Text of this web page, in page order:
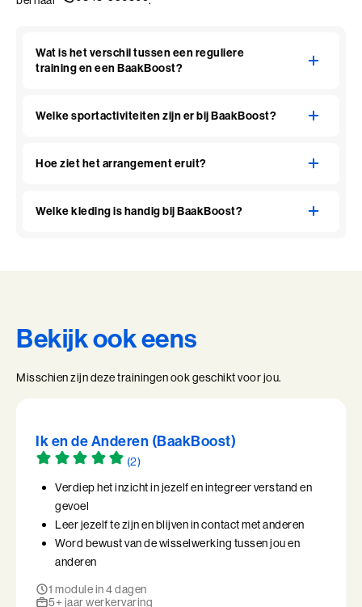
Wat is het verschil tussen een reguliere
training en een BaakBoost?
Welke sportactiviteiten zijn er bij BaakBoost?
Hoe ziet het arrangement eruit?
Welke kleding is handig bij BaakBoost?
Bekijk ook eens
Misschien zijn deze trainingen ook geschikt voor jou.
Ik en de Anderen (BaakBoost)
(2)
Verdiep het inzicht in jezelf en integreer verstand en
gevoel
Leer jezelf te zijn en blijven in contact met anderen
Word bewust van de wisselwerking tussen jou en
anderen
1 module in 4 dagen
5+ jaar werkervaring